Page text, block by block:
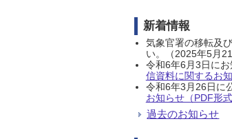
新着情報
気象官署の移転及
い。（2025年5月21
令和6年6月3日に
信資料に関するお
令和6年3月26日に
お知らせ（PDF形式
過去のお知らせ